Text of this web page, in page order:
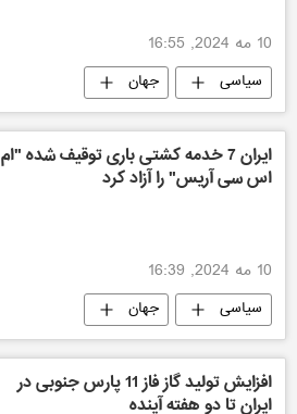
10 مه 2024, 16:55
سیاسی جهان
ایران 7 خدمه کشتی باری توقیف شده "ام
اس سی آریس" را آزاد کرد
10 مه 2024, 16:39
سیاسی جهان
افزایش تولید گاز فاز 11 پارس جنوبی در
ایران تا دو هفته آینده